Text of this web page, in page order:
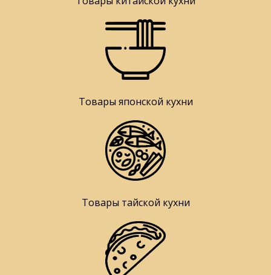
Товары японской кухни
Товары тайской кухни